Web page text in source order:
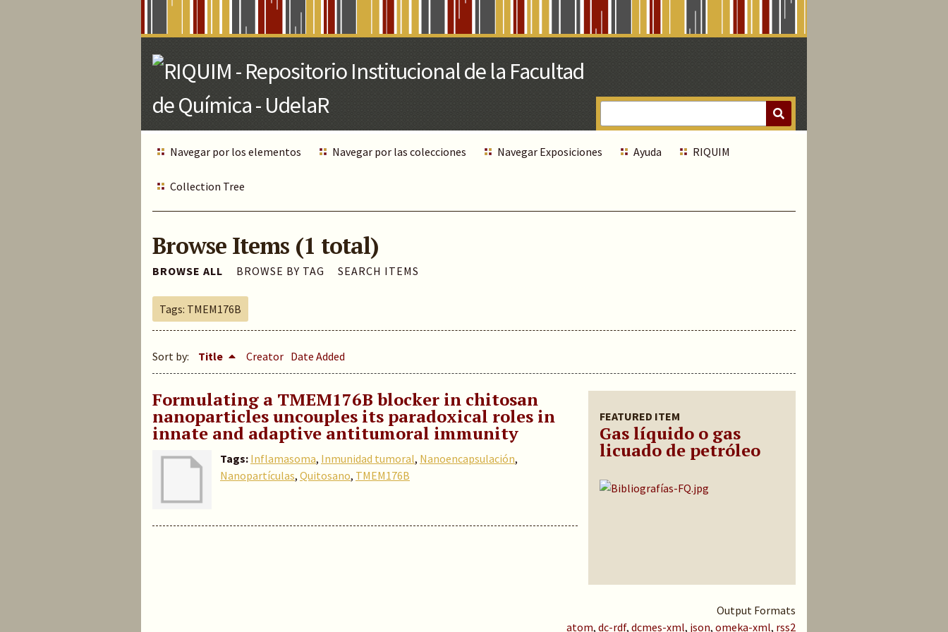
Navegar por los elementos Navegar por las colecciones Navegar Exposiciones Ayuda RIQUIM
Collection Tree
Browse Items (1 total)
BROWSE ALL BROWSE BY TAG SEARCH ITEMS
Tags: TMEM176B
Sort by: Title Creator Date Added
FEATURED ITEM
Gas líquido o gas
licuado de petróleo
Formulating a TMEM176B blocker in chitosan
nanoparticles uncouples its paradoxical roles in
innate and adaptive antitumoral immunity
Tags: Inflamasoma, Inmunidad tumoral, Nanoencapsulación,
Nanopartículas, Quitosano, TMEM176B
Output Formats
atom, dc-rdf, dcmes-xml, json, omeka-xml, rss2